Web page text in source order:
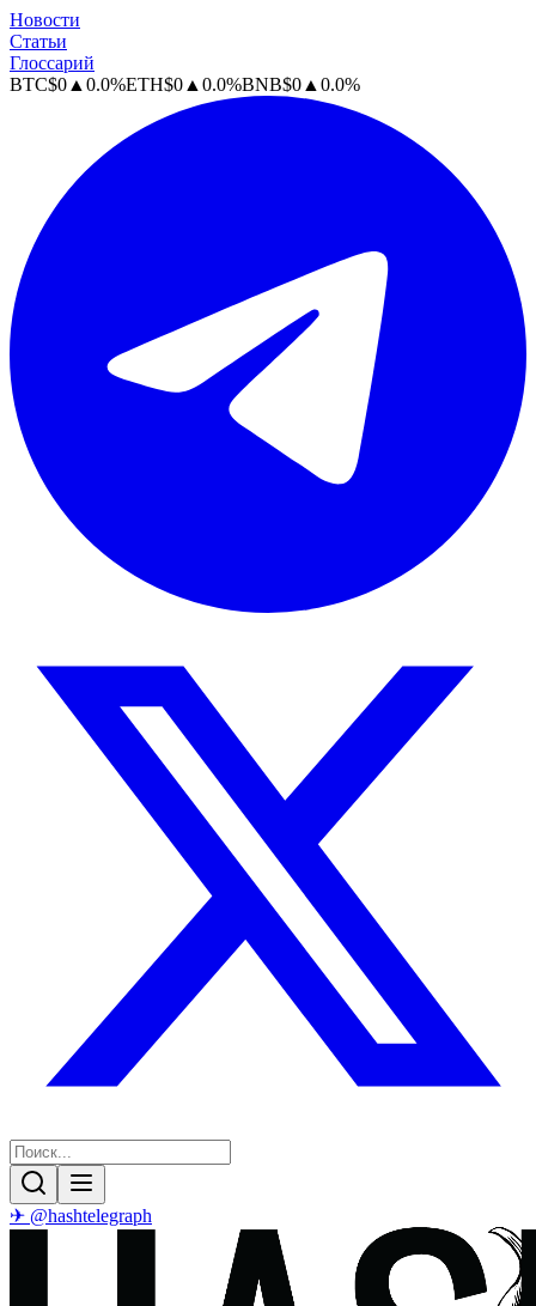
Новости
Статьи
Глоссарий
BTC$0 ▲ 0.0%ETH$0 ▲ 0.0%BNB$0 ▲ 0.0%
✈ @hashtelegraph